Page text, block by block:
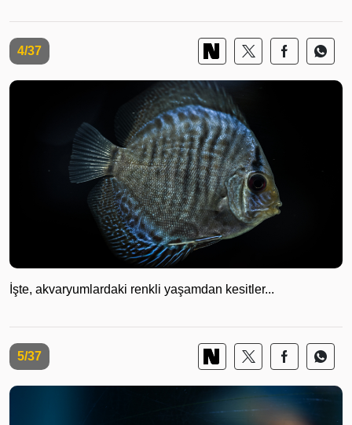
4/37
İşte, akvaryumlardaki renkli yaşamdan kesitler...
5/37